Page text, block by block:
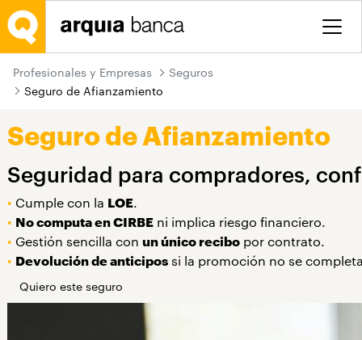
Saltar al contenido principal
Profesionales y Empresas
Seguros
Seguro de Afianzamiento
Seguro de Afianzamiento
Seguridad para compradores,
• Cumple con la LOE.
• No computa en CIRBEni implica riesgo financiero.
• Gestión sencilla con un único recibopor contrato.
• Devolución de anticipossi la promoción no se
Quiero este seguro